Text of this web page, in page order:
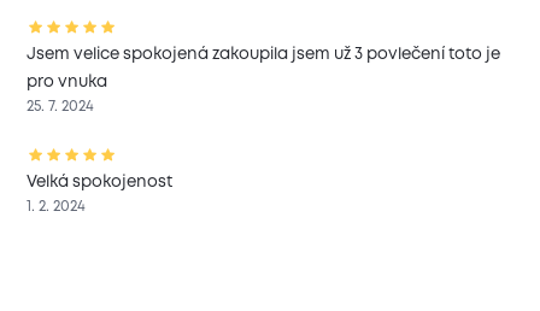
Jsem velice spokojená zakoupila jsem už 3 povlečení toto je
pro vnuka
25. 7. 2024
Velká spokojenost
1. 2. 2024